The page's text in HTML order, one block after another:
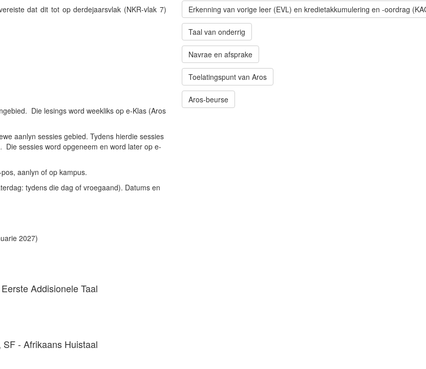
dat dit tot op derdejaarsvlak (NKR-vlak 7)
Die lesings word weekliks op e-Klas (Aros
aanlyn sessies gebied. Tydens hierdie sessies
sessies word opgeneem en word later op e-
aanlyn of op kampus.
tydens die dag of vroegaand). Datums en
2027)
Addisionele Taal
- Afrikaans Huistaal
Erkenning van vorige leer (EVL) en kredietakkumulering en -oordrag
Taal van onderrig
Navrae en afsprake
Toelatingspunt van Aros
Aros-beurse